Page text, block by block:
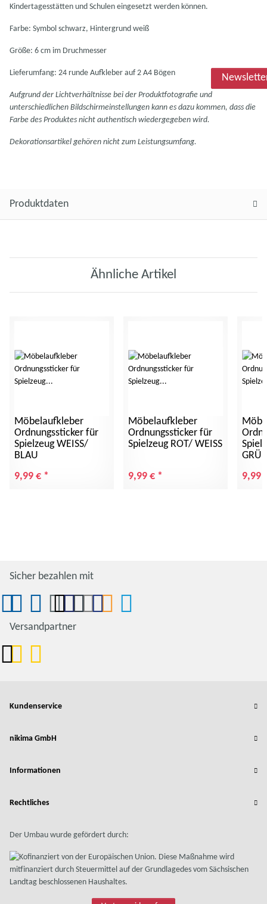
Kindertagesstätten und Schulen eingesetzt werden können.
Farbe: Symbol schwarz, Hintergrund weiß
Größe: 6 cm im Druchmesser
Lieferumfang: 24 runde Aufkleber auf 2 A4 Bögen
Aufgrund der Lichtverhältnisse bei der Produktfotografie und
unterschiedlichen Bildschirmeinstellungen kann es dazu kommen, dass die
Farbe des Produktes nicht authentisch wiedergegeben wird.
Dekorationsartikel gehören nicht zum Leistungsumfang.
Produktdaten
Ähnliche Artikel
Möbelaufkleber
Ordnungssticker für
Spielzeug WEISS/
BLAU
9,99 € *
Möbelaufkleber
Ordnungssticker für
Spielzeug ROT/ WEISS
9,99 € *
9,99
Sicher bezahlen mit
Versandpartner
Kundenservice
nikima GmbH
Informationen
Rechtliches
Der Umbau wurde gefördert durch: